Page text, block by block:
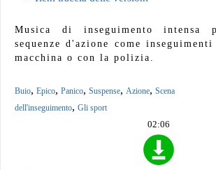
Musica di inseguimento intensa
sequenze d'azione come inseguimenti
macchina o con la polizia.
Buio, Epico, Panico, Suspense, Azione, Scena
dell'inseguimento, Gli sport
02:06